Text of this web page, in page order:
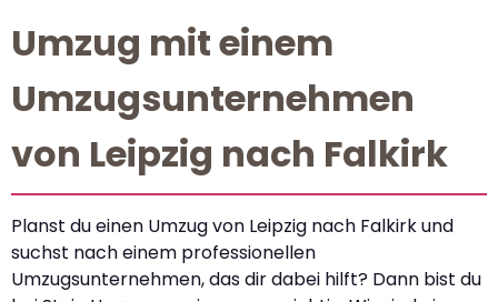
Umzug mit einem
Umzugsunternehmen
von Leipzig nach Falkirk
Planst du einen Umzug von Leipzig nach Falkirk und
suchst nach einem professionellen
Umzugsunternehmen, das dir dabei hilft? Dann bist du